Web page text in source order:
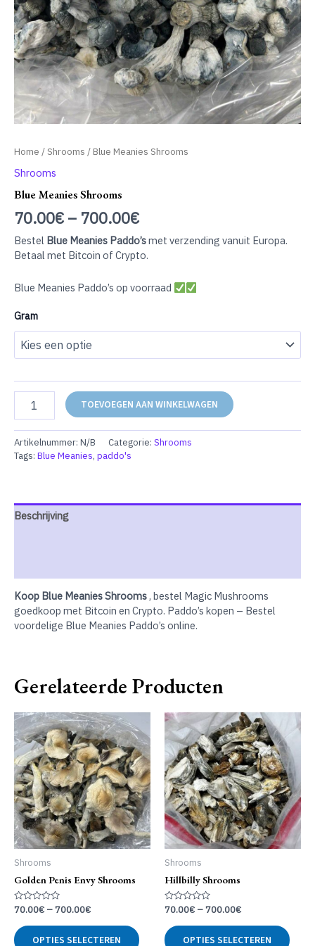
Home /Shrooms / Blue Meanies Shrooms
Shrooms
Blue Meanies Shrooms
70.00€ – 700.00€
Bestel Blue Meanies Paddo’smet verzending vanuit Europa.
Betaal met Bitcoin of Crypto.
Blue Meanies Paddo’s op voorraad
Gram
Meanies
aantal
TOEVOEGEN AAN WINKELWAGEN
Artikelnummer: N/B Categorie: Shrooms
Tags: Blue Meanies, paddo's
Beschrijving
Koop Blue Meanies Shrooms, bestel Magic Mushrooms
goedkoop met Bitcoin en Crypto. Paddo’s kopen – Bestel
voordelige Blue Meanies Paddo’s online.
Gerelateerde Producten
Shrooms
Golden Penis Envy Shrooms
Gewaardeerd
uit
5
70.00€ –700.00€
OPTIES SELECTEREN
product
Shrooms
Hillbilly Shrooms
Gewaardeerd
uit
5
70.00€ –700.00€
OPTIES SELECTEREN